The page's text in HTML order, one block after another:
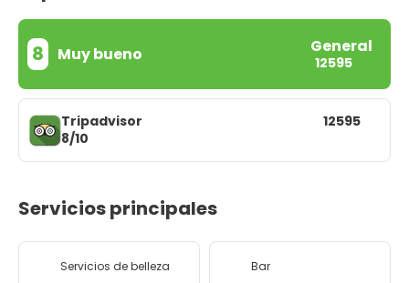
8 Muy bueno General
12595
Tripadvisor
8/10
12595
Servicios principales
Servicios de belleza Bar